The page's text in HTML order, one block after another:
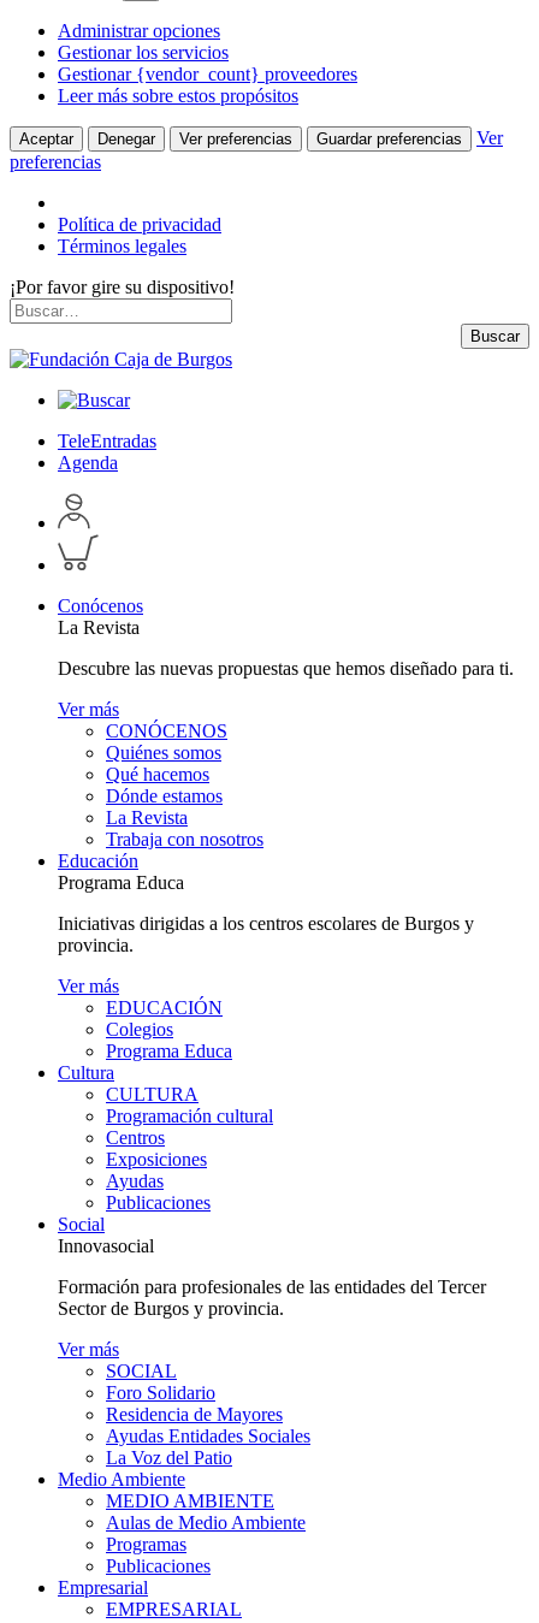
Administrar opciones
Gestionar los servicios
Gestionar {vendor_count} proveedores
Leer más sobre estos propósitos
Aceptar Denegar Ver preferencias Guardar preferencias
Ver
preferencias
Política de privacidad
Términos legales
¡Por favor gire su dispositivo!
Skip
to
content
Buscar
por:
Buscar
TeleEntradas
Agenda
Acceder
a
perfil
personal
Inspeccionar
carrito
Conócenos
La Revista
Descubre las nuevas propuestas que hemos diseñado para ti.
Ver más
CONÓCENOS
Quiénes somos
Qué hacemos
Dónde estamos
La Revista
Trabaja con nosotros
Educación
Programa Educa
Iniciativas dirigidas a los centros escolares de Burgos y
provincia.
Ver más
EDUCACIÓN
Colegios
Programa Educa
Cultura
CULTURA
Programación cultural
Centros
Exposiciones
Ayudas
Publicaciones
Social
Innovasocial
Formación para profesionales de las entidades del Tercer
Sector de Burgos y provincia.
Ver más
SOCIAL
Foro Solidario
Residencia de Mayores
Ayudas Entidades Sociales
La Voz del Patio
Medio Ambiente
MEDIO AMBIENTE
Aulas de Medio Ambiente
Programas
Publicaciones
Empresarial
EMPRESARIAL